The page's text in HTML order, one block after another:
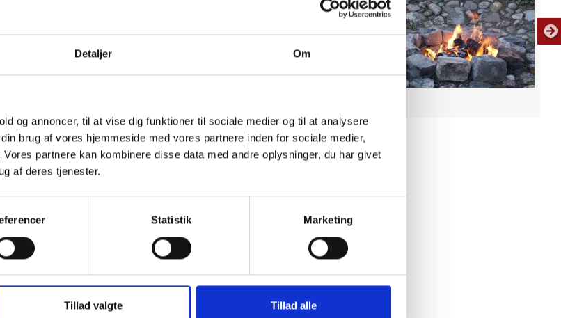
Detaljer Om
og annoncer, til at vise dig funktioner til sociale medier og til at analysere
brug af vores hjemmeside med vores partnere inden for sociale medier,
partnere kan kombinere disse data med andre oplysninger, du har givet
af deres tjenester.
Statistik Marketing
Tillad valgte Tillad alle